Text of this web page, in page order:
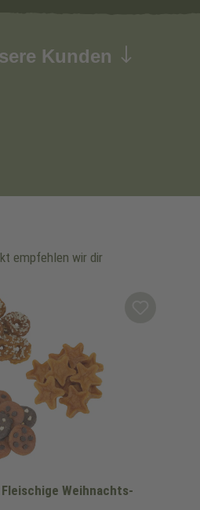
Kunden
empfehlen wir dir
Weihnachts-